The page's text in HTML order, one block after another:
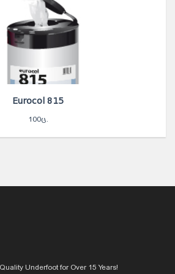
Eurocol 815
100Ც.
Underfoot for Over 15 Years!